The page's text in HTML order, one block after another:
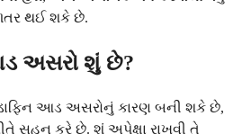
થઈ શકે છે.
અસરો શું છે?
આડ અસરોનું કારણ બની શકે છે,
સહન કરે છે. શું અપેક્ષા રાખવી તે